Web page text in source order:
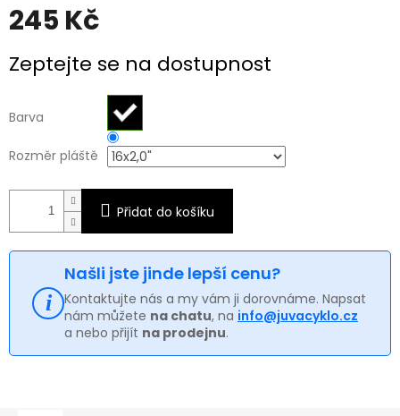
245 Kč
cena:
Zeptejte se na dostupnost
Barva
Rozměr pláště
Přidat do košíku
Našli jste jinde lepší cenu?
Kontaktujte nás a my vám ji dorovnáme. Napsat
nám můžete na chatu, na info@juvacyklo.cz
a nebo přijít na prodejnu.